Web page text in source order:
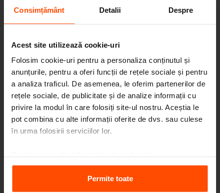
Consimțământ Detalii Despre
Acest site utilizează cookie-uri
Folosim cookie-uri pentru a personaliza conținutul și
anunțurile, pentru a oferi funcții de rețele sociale și pentru
a analiza traficul. De asemenea, le oferim partenerilor de
rețele sociale, de publicitate și de analize informații cu
privire la modul în care folosiți site-ul nostru. Aceștia le
pot combina cu alte informații oferite de dvs. sau culese
în urma folosirii serviciilor lor.
vizitațiPrinciples Relating to the Processing Personal
Permite toate
Seattle – Popup park